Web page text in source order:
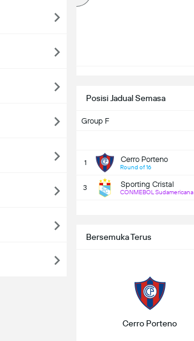
Posisi Jadual Semasa
Group F
1 Cerro Porteno
Round of 16
3 Sporting Cristal
CONMEBOL Sudamericana
Bersemuka Terus
Cerro Porteno